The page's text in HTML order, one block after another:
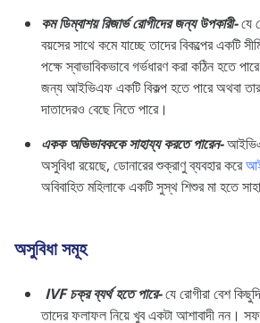
কম ডিম্বাশয় রিজার্ভ রোগীদের জন্য উপকারী-যে
বয়সের সাথে কমে যাচ্ছে তাদের বিকল্পের একটি
পক্ষে স্বাভাবিকভাবে গর্ভধারণ করা কঠিন হতে
জন্য আইভিএফ একটি বিকল্প হতে পারে অথবা
দাতাদেরও বেছে নিতে পারে।
একক অভিভাবককে সাহায্য করতে পারেন-
অসুবিধা রয়েছে, ডোনারের শুক্রাণু ব্যবহার করে
অবিবাহিত মহিলাকে একটি সুস্থ শিশুর মা হতে
অসুবিধা সমূহ
IVF চক্র ব্যর্থ হতে পারে-যে রোগীরা বেশ
তাদের ফলাফল নিয়ে খুব একটা আশাবাদী নন।